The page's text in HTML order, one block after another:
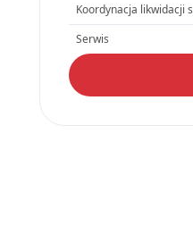
Koordynacja likwidacji
Serwis